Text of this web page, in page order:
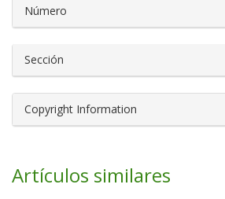
Número
Sección
Copyright Information
Artículos similares